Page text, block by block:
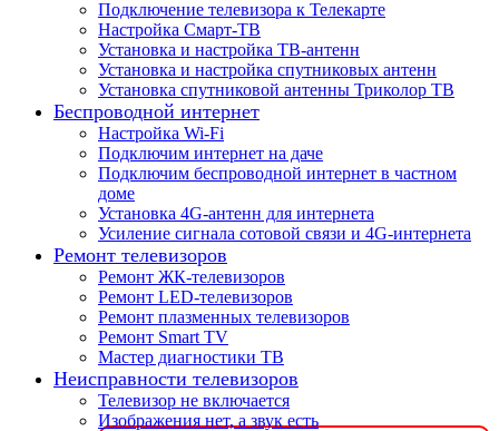
Подключение телевизора к Телекарте
Настройка Смарт-ТВ
Установка и настройка ТВ-антенн
Установка и настройка спутниковых антенн
Установка спутниковой антенны Триколор ТВ
Беспроводной интернет
Настройка Wi-Fi
Подключим интернет на даче
Подключим беспроводной интернет в частном
доме
Установка 4G-антенн для интернета
Усиление сигнала сотовой связи и 4G-интернета
Ремонт телевизоров
Ремонт ЖК-телевизоров
Ремонт LED-телевизоров
Ремонт плазменных телевизоров
Ремонт Smart TV
Мастер диагностики ТВ
Неисправности телевизоров
Телевизор не включается
Изображения нет, а звук есть